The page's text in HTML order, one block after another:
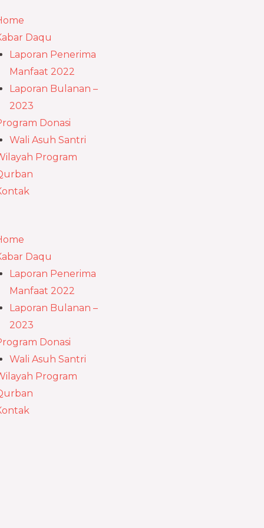
Daqu
Laporan Penerima
Manfaat 2022
Laporan Bulanan –
2023
Donasi
Wali Asuh Santri
Program
Daqu
Laporan Penerima
Manfaat 2022
Laporan Bulanan –
2023
Donasi
Wali Asuh Santri
Program